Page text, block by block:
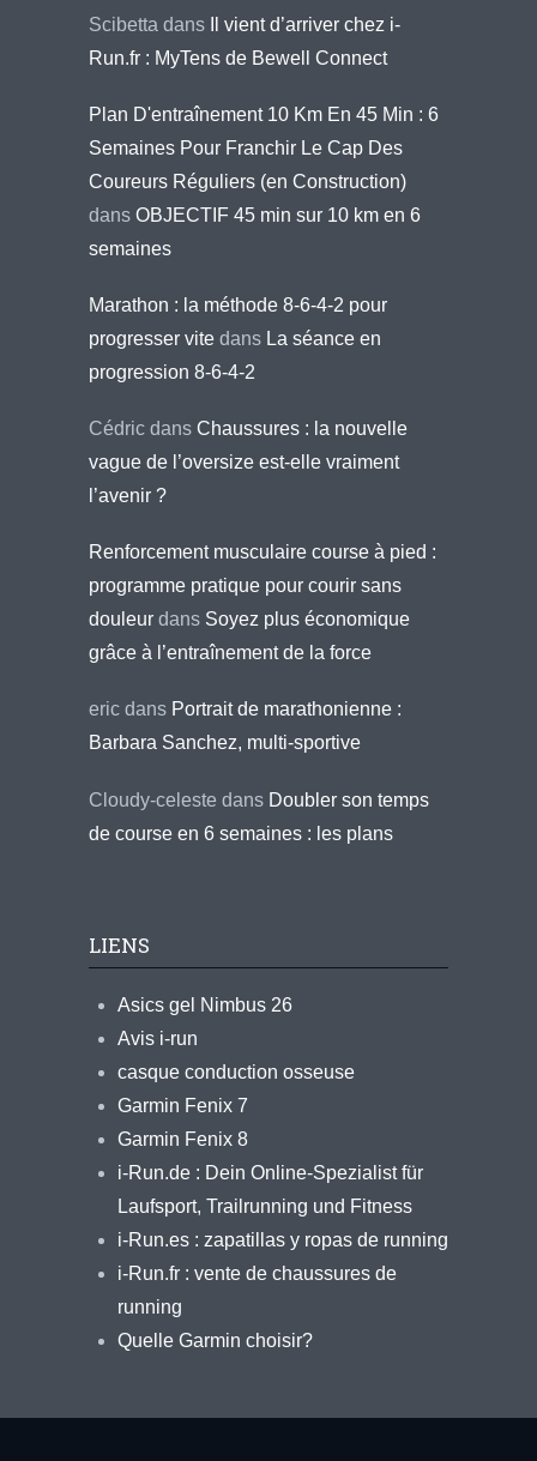
Scibetta dans
Il vient d’arriver chez i-
Run.fr : MyTens de Bewell Connect
Plan D'entraînement 10 Km En 45 Min : 6
Semaines Pour Franchir Le Cap Des
Coureurs Réguliers (en Construction)
dans OBJECTIF 45 min sur 10 km en 6
semaines
Marathon : la méthode 8-6-4-2 pour
progresser vite dans La séance en
progression 8-6-4-2
Cédric dans Chaussures : la nouvelle
vague de l’oversize est-elle vraiment
l’avenir ?
Renforcement musculaire course à pied :
programme pratique pour courir sans
douleur dans Soyez plus économique
grâce à l’entraînement de la force
eric dans Portrait de marathonienne :
Barbara Sanchez, multi-sportive
Cloudy-celeste dans Doubler son temps
de course en 6 semaines : les plans
LIENS
Asics gel Nimbus 26
Avis i-run
casque conduction osseuse
Garmin Fenix 7
Garmin Fenix 8
i-Run.de : Dein Online-Spezialist für
Laufsport, Trailrunning und Fitness
i-Run.es : zapatillas y ropas de running
i-Run.fr : vente de chaussures de
running
Quelle Garmin choisir?